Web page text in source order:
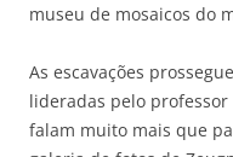
museu de mosaicos do
As escavações
lideradas pelo professor
falam muito mais que